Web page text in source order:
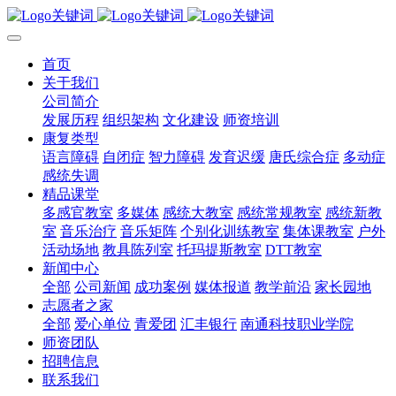
首页
关于我们
公司简介
发展历程 组织架构 文化建设 师资培训
康复类型
语言障碍 自闭症 智力障碍 发育迟缓 唐氏综合症 多动症
感统失调
精品课堂
多感官教室 多媒体 感统大教室 感统常规教室 感统新教
室 音乐治疗 音乐矩阵 个别化训练教室 集体课教室 户外
活动场地 教具陈列室 托玛提斯教室 DTT教室
新闻中心
全部 公司新闻 成功案例 媒体报道 教学前沿 家长园地
志愿者之家
全部 爱心单位 青爱团 汇丰银行 南通科技职业学院
师资团队
招聘信息
联系我们